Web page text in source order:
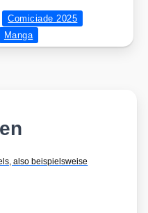
Comiciade 2025
Manga
also beispielsweise